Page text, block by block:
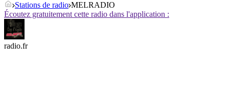
Stations de radio MELRADIO
Écoutez gratuitement cette radio dans l'application :
radio.fr